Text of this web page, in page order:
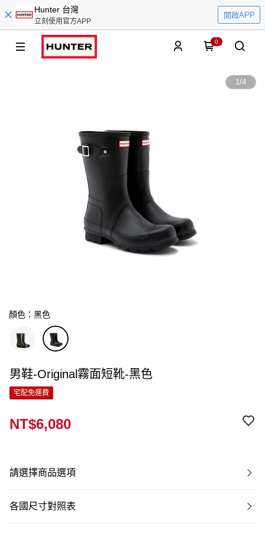
Hunter 台灣
立刻使用官方APP
開啟APP
0
1/4
顏色：黑色
男鞋-Original霧面短靴-黑色
宅配免運費
NT$6,080
請選擇商品選項
各國尺寸對照表